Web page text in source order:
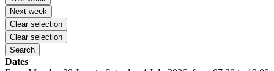
Next week
Clear selection
Clear selection
Search
Dates